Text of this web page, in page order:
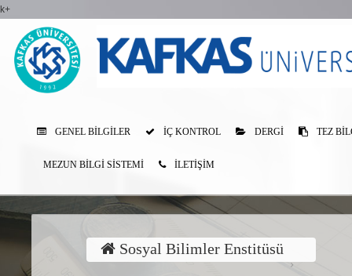
k+
GENEL BILGILER İÇ KONTROL DERGI TEZ
MEZUN BILGI SISTEMI İLETİŞİM
Sosyal Bilimler Enstitüsü